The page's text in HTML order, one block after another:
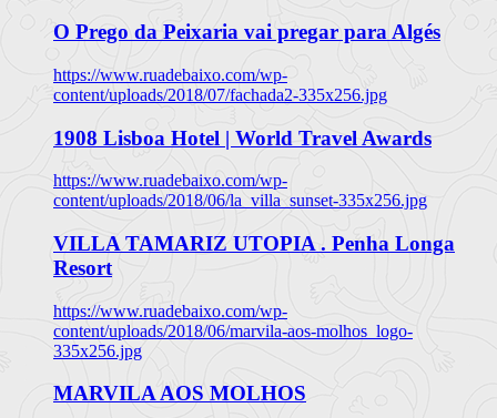
O Prego da Peixaria vai pregar para Algés
https://www.ruadebaixo.com/wp-
content/uploads/2018/07/fachada2-335x256.jpg
1908 Lisboa Hotel | World Travel Awards
https://www.ruadebaixo.com/wp-
content/uploads/2018/06/la_villa_sunset-335x256.jpg
VILLA TAMARIZ UTOPIA . Penha Longa
Resort
https://www.ruadebaixo.com/wp-
content/uploads/2018/06/marvila-aos-molhos_logo-
335x256.jpg
MARVILA AOS MOLHOS